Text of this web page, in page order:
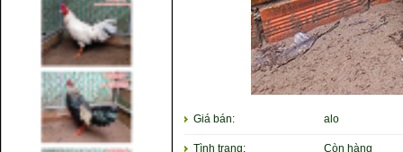
Giá bán: alo
Tình trạng: Còn hàng